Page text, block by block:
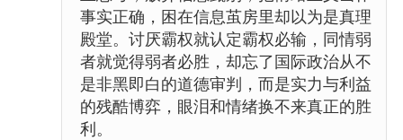
事实正确，困在信息茧房里却以为是真理
殿堂。讨厌霸权就认定霸权必输，同情弱
者就觉得弱者必胜，却忘了国际政治从不
是非黑即白的道德审判，而是实力与利益
的残酷博弈，眼泪和情绪换不来真正的胜
利。